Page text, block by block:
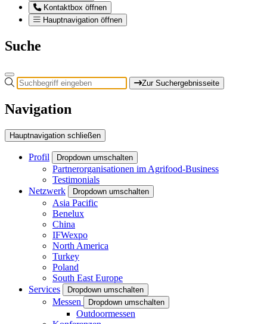
Kontaktbox öffnen
Hauptnavigation öffnen
Suche
Zur Suchergebnisseite
Navigation
Hauptnavigation schließen
Profil Dropdown umschalten
Partnerorganisationen im Agrifood-Business
Testimonials
Netzwerk
Dropdown umschalten
Asia Pacific
Benelux
China
IFWexpo
North America
Turkey
Poland
South East Europe
Services
Dropdown umschalten
Messen Dropdown umschalten
Outdoormessen